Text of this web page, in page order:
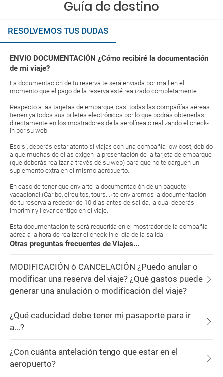
Guía de destino
RESOLVEMOS TUS DUDAS
ENVIO DOCUMENTACIÓN ¿Cómo recibiré la documentación
de mi viaje?
La documentación de tu reserva te será enviada por mail en el
momento que el pago de la reserva esté realizado completamente.
Respecto a las tarjetas de embarque, casi todas las compañías aéreas
tienen ya todos sus billetes electrónicos por lo que podrás obtenerlas
directamente en los mostradores de la aerolínea o realizando el check-
in por su web.
Eso sí, deberás estar atento si viajas con una compañía low cost, debido
a que muchas de ellas exigen la presentación de la tarjeta de embarque
(que deberás realizar a través de su web) para que no te carguen un
suplemento extra en el mismo aeropuerto.
En caso de tener que enviarte la documentación de un paquete
vacacional (Caribe, circuitos, tours...) te enviaremos la documentación
de tu reserva alrededor de 10 días antes de salida, la cual deberás
imprimir y llevar contigo en el viaje.
Esta documentación te será requerida en el mostrador de la compañía
aérea a la hora de realizar el check-in el día de la salida.
Otras preguntas frecuentes de Viajes...
MODIFICACIÓN ó CANCELACIÓN ¿Puedo anular o
modificar una reserva del viaje? ¿Qué gastos puede
generar una anulación o modificación del viaje?
¿Qué caducidad debe tener mi pasaporte para ir
a...?
¿Con cuánta antelación tengo que estar en el
aeropuerto?